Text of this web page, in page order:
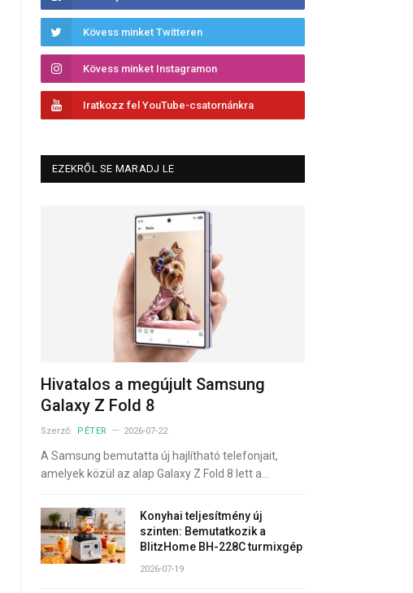
Kövess minket Twitteren
Kövess minket Instagramon
Iratkozz fel YouTube-csatornánkra
EZEKRŐL SE MARADJ LE
Hivatalos a megújult Samsung
Galaxy Z Fold 8
Szerző: PÉTER 2026-07-22
A Samsung bemutatta új hajlítható telefonjait,
amelyek közül az alap Galaxy Z Fold 8 lett a…
Konyhai teljesítmény új
szinten: Bemutatkozik a
BlitzHome BH-228C turmixgép
2026-07-19